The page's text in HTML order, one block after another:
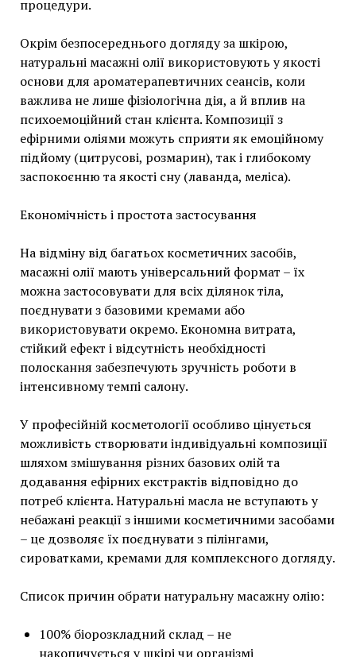
процедури.
Окрім безпосереднього догляду за шкірою,
натуральні масажні олії використовують у якості
основи для ароматерапевтичних сеансів, коли
важлива не лише фізіологічна дія, а й вплив на
психоемоційний стан клієнта. Композиції з
ефірними оліями можуть сприяти як емоційному
підйому (цитрусові, розмарин), так і глибокому
заспокоєнню та якості сну (лаванда, меліса).
Економічність і простота застосування
На відміну від багатьох косметичних засобів,
масажні олії мають універсальний формат – їх
можна застосовувати для всіх ділянок тіла,
поєднувати з базовими кремами або
використовувати окремо. Економна витрата,
стійкий ефект і відсутність необхідності
полоскання забезпечують зручність роботи в
інтенсивному темпі салону.
У професійній косметології особливо цінується
можливість створювати індивідуальні композиції
шляхом змішування різних базових олій та
додавання ефірних екстрактів відповідно до
потреб клієнта. Натуральні масла не вступають у
небажані реакції з іншими косметичними засобами
– це дозволяє їх поєднувати з пілінгами,
сироватками, кремами для комплексного догляду.
Список причин обрати натуральну масажну олію:
100% біорозкладний склад – не
накопичується у шкірі чи організмі